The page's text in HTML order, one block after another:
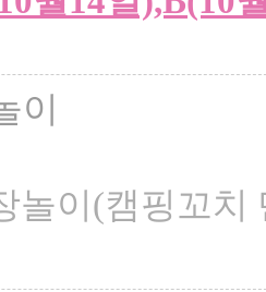
이
놀이(캠핑꼬치